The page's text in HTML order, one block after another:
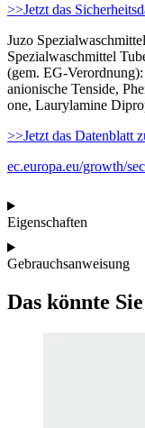
>>Jetzt das
Juzo
Spezialwaschmittel
(gem. EG-
anionische Tenside,
one, Laurylamine
>>Jetzt das Datenblatt
ec.europa.eu/growth/
Eigenschaften
Gebrauchsanweisung
Das könnte